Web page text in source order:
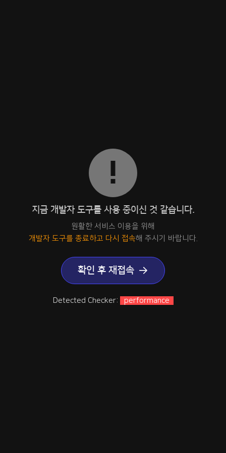
지금 개발자 도구를 사용 중이신 것 같습니다.
원활한 서비스 이용을 위해
개발자 도구를 종료하고 다시 접속해 주시기 바랍니다.
확인 후 재접속
Detected Checker: performance